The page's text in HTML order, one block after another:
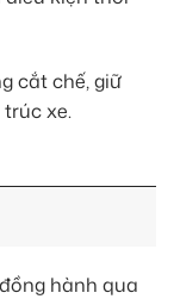
cắt chế, giữ
xe.
hành qua